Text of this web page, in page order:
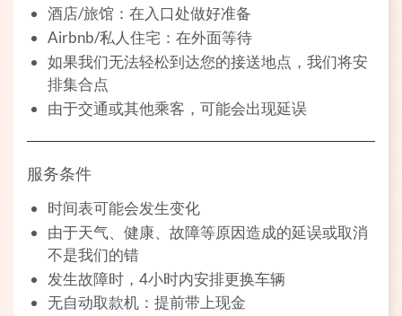
酒店/旅馆：在入口处做好准备
Airbnb/私人住宅：在外面等待
如果我们无法轻松到达您的接送地点，我们将安
排集合点
由于交通或其他乘客，可能会出现延误
服务条件
时间表可能会发生变化
由于天气、健康、故障等原因造成的延误或取消
不是我们的错
发生故障时，4小时内安排更换车辆
无自动取款机：提前带上现金